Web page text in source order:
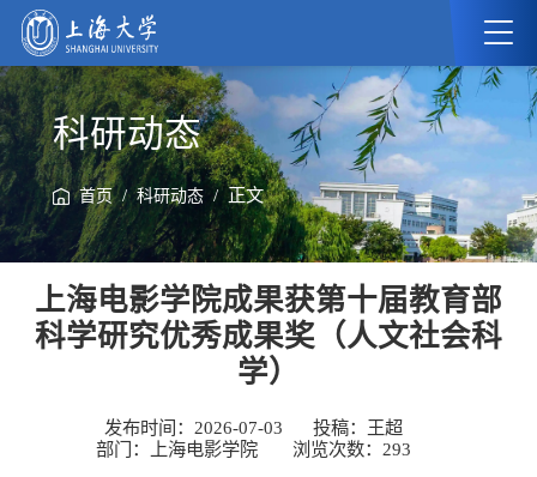
科研动态
首页/科研动态/ 正文
上海电影学院成果获第十届教育部
科学研究优秀成果奖（人文社会科
学）
发布时间：2026-07-03
投稿：王超
部门：上海电影学院
浏览次数： 293